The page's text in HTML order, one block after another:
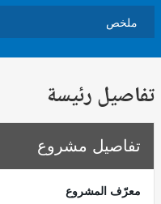
رئيسة
مشروع
المشروع